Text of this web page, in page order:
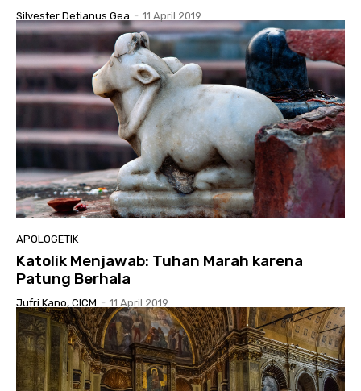
Silvester Detianus Gea - 11 April 2019
APOLOGETIK
Katolik Menjawab: Tuhan Marah karena
Patung Berhala
Jufri Kano, CICM - 11 April 2019